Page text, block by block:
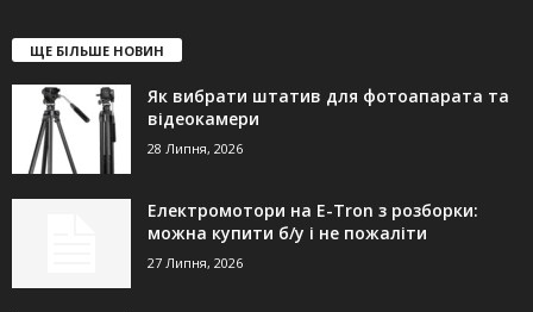
ЩЕ БІЛЬШЕ НОВИН
Як вибрати штатив для фотоапарата та
відеокамери
28 Липня, 2026
Електромотори на E-Tron з розборки:
можна купити б/у і не пожаліти
27 Липня, 2026